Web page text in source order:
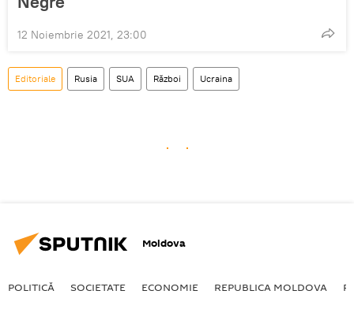
12 Noiembrie 2021, 23:00
Editoriale Rusia SUA Război Ucraina
Moldova
POLITICĂ SOCIETATE ECONOMIE REPUBLICA MOLDOVA